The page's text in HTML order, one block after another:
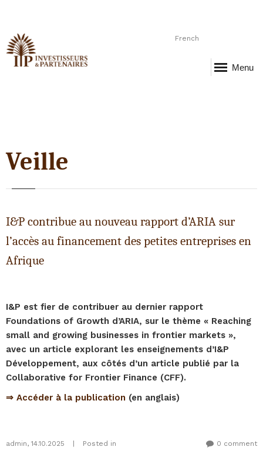
French
Menu
Veille
I&P contribue au nouveau rapport d’ARIA sur
l’accès au financement des petites entreprises en
Afrique
I&P est fier de contribuer au dernier rapport
Foundations of Growth d’ARIA, sur le thème « Reaching
small and growing businesses in frontier markets »,
avec un article explorant les enseignements d’I&P
Développement, aux côtés d’un article publié par la
Collaborative for Frontier Finance (CFF).
⇒ Accéder à la publication (en anglais)
admin, 14.10.2025 Posted in 0 comment